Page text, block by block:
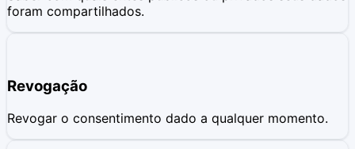
foram compartilhados.
Revogação
Revogar o consentimento dado a qualquer momento.